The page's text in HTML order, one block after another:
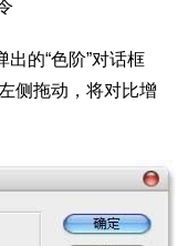
出的“色阶”对话框
侧拖动，将对比增